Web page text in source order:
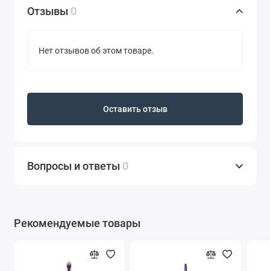
Отзывы 0
Нет отзывов об этом товаре.
Оставить отзыв
Вопросы и ответы 0
Рекомендуемые товары